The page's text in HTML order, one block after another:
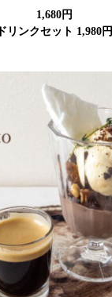
1,680円
ドリンクセット 1,980円